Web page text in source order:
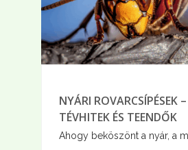
NYÁRI ROVARCSÍPÉSEK
TÉVHITEK ÉS TEENDŐK
Ahogy beköszönt a nyár, a